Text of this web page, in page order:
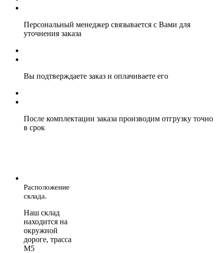
Персональный менеджер связывается с Вами для
уточнения заказа
Вы подтверждаете заказ и оплачиваете его
После комплектации заказа производим отгрузку точно
в срок
Расположение
склада.
Наш склад
находится на
окружной
дороге, трасса
М5